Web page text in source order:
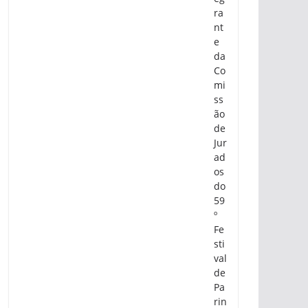
ra
nt
e
da
Co
mi
ss
ão
de
Jur
ad
os
do
59
º
Fe
sti
val
de
Pa
rin